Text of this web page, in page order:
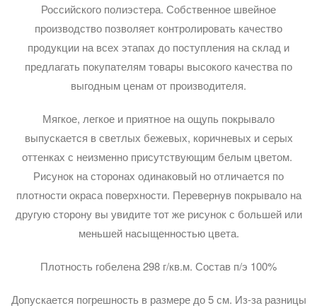
Российского полиэстера. Собственное швейное
производство позволяет контролировать качество
продукции на всех этапах до поступления на склад и
предлагать покупателям товары высокого качества по
выгодным ценам от производителя.
Мягкое, легкое и приятное на ощупь покрывало
выпускается в светлых бежевых, коричневых и серых
оттенках с неизменно присутствующим белым цветом.
Рисунок на сторонах одинаковый но отличается по
плотности окраса поверхности. Перевернув покрывало на
другую сторону вы увидите тот же рисунок с большей или
меньшей насыщенностью цвета.
Плотность гобелена 298 г/кв.м. Состав п/э 100%
Допускается погрешность в размере до 5 см. Из-за разницы